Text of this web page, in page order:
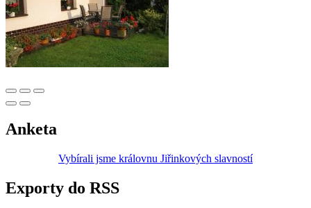
Anketa
Vybírali jsme královnu Jiřinkových slavností
Exporty do RSS